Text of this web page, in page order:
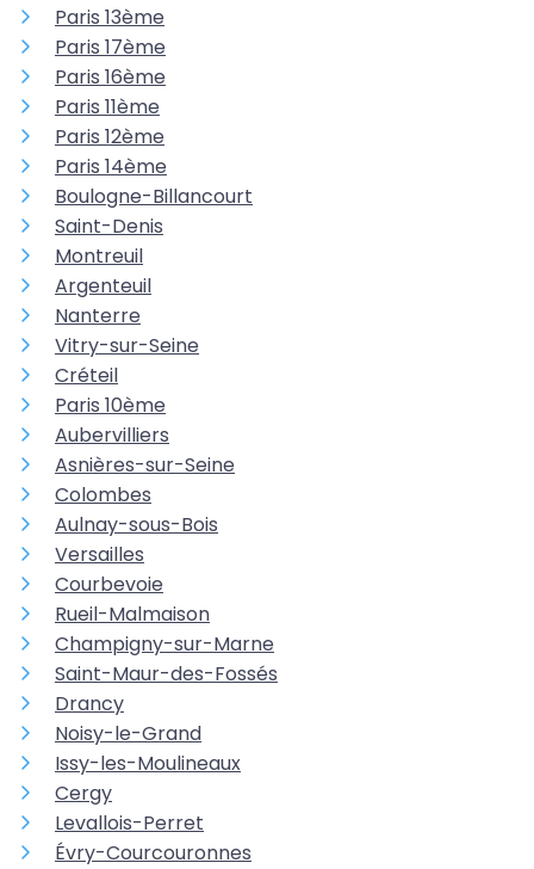
Paris 13ème
Paris 17ème
Paris 16ème
Paris 11ème
Paris 12ème
Paris 14ème
Boulogne-Billancourt
Saint-Denis
Montreuil
Argenteuil
Nanterre
Vitry-sur-Seine
Créteil
Paris 10ème
Aubervilliers
Asnières-sur-Seine
Colombes
Aulnay-sous-Bois
Versailles
Courbevoie
Rueil-Malmaison
Champigny-sur-Marne
Saint-Maur-des-Fossés
Drancy
Noisy-le-Grand
Issy-les-Moulineaux
Cergy
Levallois-Perret
Évry-Courcouronnes